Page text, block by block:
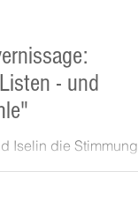
- und
Iselin die Stimmung